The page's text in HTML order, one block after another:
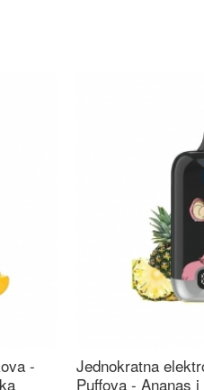
-
Jednokratna
Puffova - Ananas